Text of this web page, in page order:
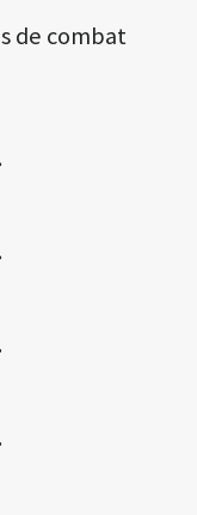
de combat